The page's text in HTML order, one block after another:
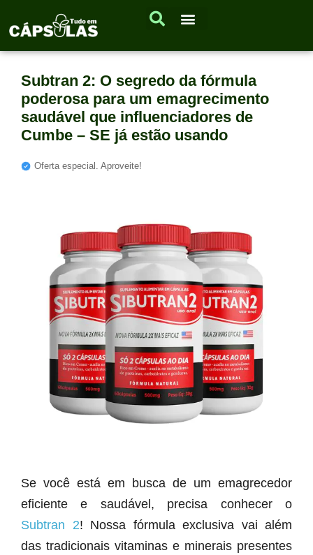
Subtran 2: O segredo da fórmula
poderosa para um emagrecimento
saudável que influenciadores de
Cumbe – SE já estão usando
Oferta especial. Aproveite!
Se você está em busca de um emagrecedor
eficiente e saudável, precisa conhecer o
Subtran 2! Nossa fórmula exclusiva vai além
das tradicionais vitaminas e minerais presentes